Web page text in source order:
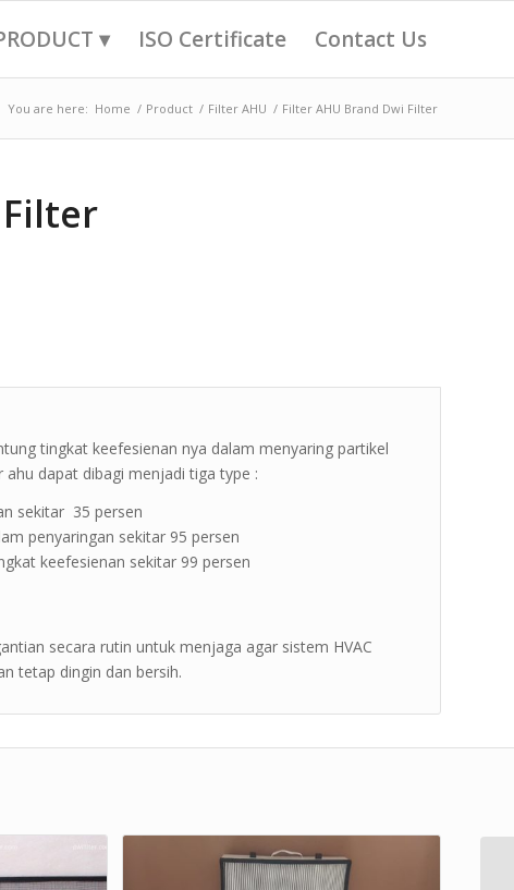
▾ ISO Certificate Contact Us
You are here: Home / Product / Filter AHU / Filter AHU Brand Dwi Filter
tingkat keefesienan nya dalam menyaring partikel
dapat dibagi menjadi tiga type :
sekitar 35 persen
penyaringan sekitar 95 persen
keefesienan sekitar 99 persen
secara rutin untuk menjaga agar sistem HVAC
tetap dingin dan bersih.